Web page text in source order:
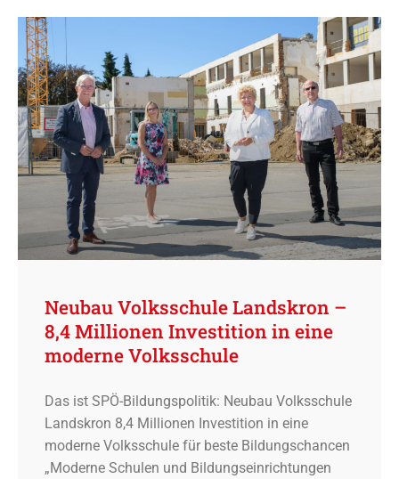
Neubau Volksschule Landskron –
8,4 Millionen Investition in eine
moderne Volksschule
Das ist SPÖ-Bildungspolitik: Neubau Volksschule
Landskron 8,4 Millionen Investition in eine
moderne Volksschule für beste Bildungschancen
„Moderne Schulen und Bildungseinrichtungen